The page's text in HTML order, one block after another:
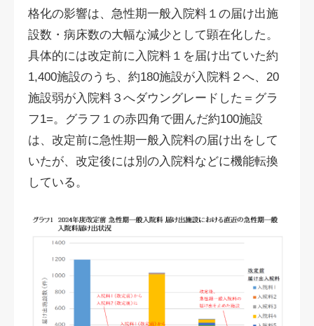
格化の影響は、急性期一般入院料１の届け出施
設数・病床数の大幅な減少として顕在化した。
具体的には改定前に入院料１を届け出ていた約
1,400施設のうち、約180施設が入院料２へ、20
施設弱が入院料３へダウングレードした＝グラ
フ1=。グラフ１の赤四角で囲んだ約100施設
は、改定前に急性期一般入院料の届け出をして
いたが、改定後には別の入院料などに機能転換
している。